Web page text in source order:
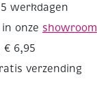
(c.a.1000
stuks)
werkdagen
onze showroom
€ 6,95
verzending